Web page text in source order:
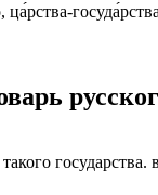
ца́рства-госуда́рства